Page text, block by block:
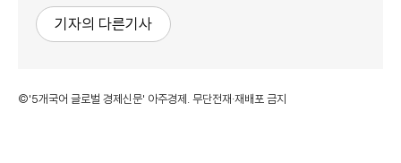
기자의 다른기사
©'5개국어 글로벌 경제신문' 아주경제. 무단전재·재배포 금지